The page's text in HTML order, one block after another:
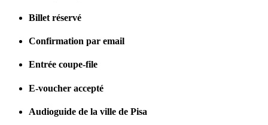
Billet réservé
Confirmation par email
Entrée coupe-file
E-voucher accepté
Audioguide de la ville de Pisa